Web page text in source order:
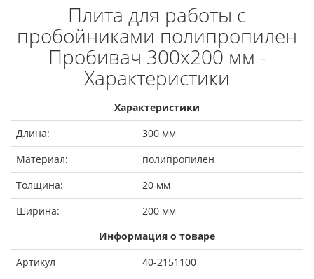
Плита для работы с
пробойниками полипропилен
Пробивач 300х200 мм -
Характеристики
Характеристики
Длина:
300 мм
Материал:
полипропилен
Толщина:
20 мм
Ширина:
200 мм
Информация о товаре
Артикул
40-2151100